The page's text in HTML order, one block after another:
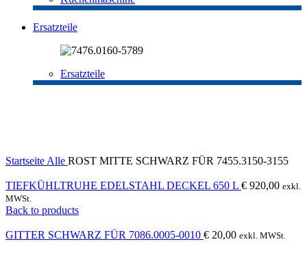
Ersatzteile
Ersatzteile
Startseite Alle ROST MITTE SCHWARZ FÜR 7455.3150-3155
TIEFKÜHLTRUHE EDELSTAHL DECKEL 650 L € 920,00 exkl.
MWSt.
Back to products
GITTER SCHWARZ FÜR 7086.0005-0010 € 20,00 exkl. MWSt.